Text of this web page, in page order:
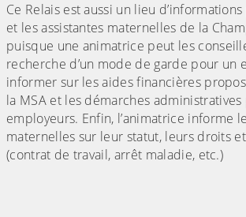
Ce Relais est aussi un lieu
et les assistantes maternelles de la
puisque une animatrice peut les
recherche d’un mode de garde pour un
informer sur les aides financières
la MSA et les démarches
employeurs. Enfin, l’animatrice informe
maternelles sur leur statut, leurs droits
(contrat de travail, arrêt maladie, etc.)